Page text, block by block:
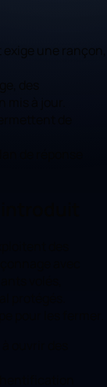
une rançon,